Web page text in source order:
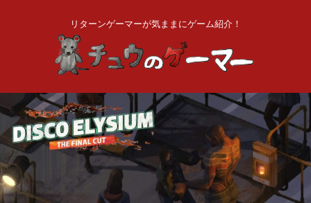
リターンゲーマーが気ままにゲーム紹介！